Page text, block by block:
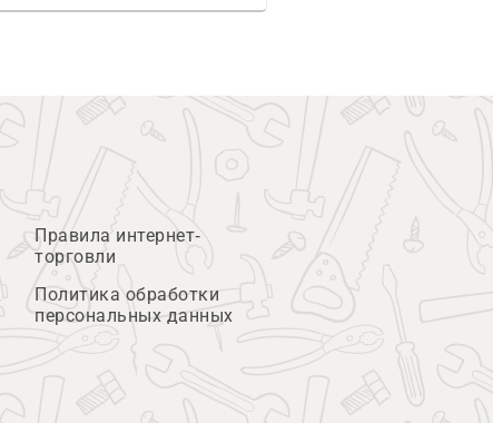
Правила интернет-
торговли
Политика обработки
персональных данных